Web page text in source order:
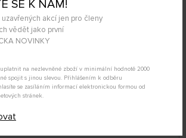
SE K NÁM!
akcí jen pro členy
vědět jako první
NOVINKY
na nezlevněné zboží v minimální hodnotě 2000
spojit s jinou slevou. Přihlášením k odběru
se zasíláním informací elektronickou formou od
stránek.
KOUPIT
Úterý 11.08. může být u Vás